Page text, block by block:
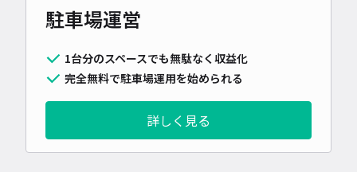
駐車場運営
1台分のスペースでも無駄なく収益化
完全無料で駐車場運用を始められる
詳しく見る